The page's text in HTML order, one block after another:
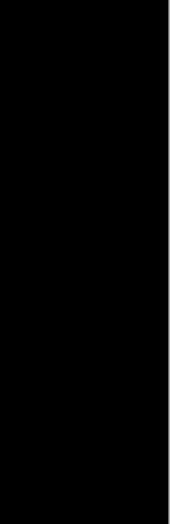
y general
.
Rex fué producida en
Mal
RawHeadRex - Er ist
- Die Rückkehr des
la lande
tou Daimona
зла